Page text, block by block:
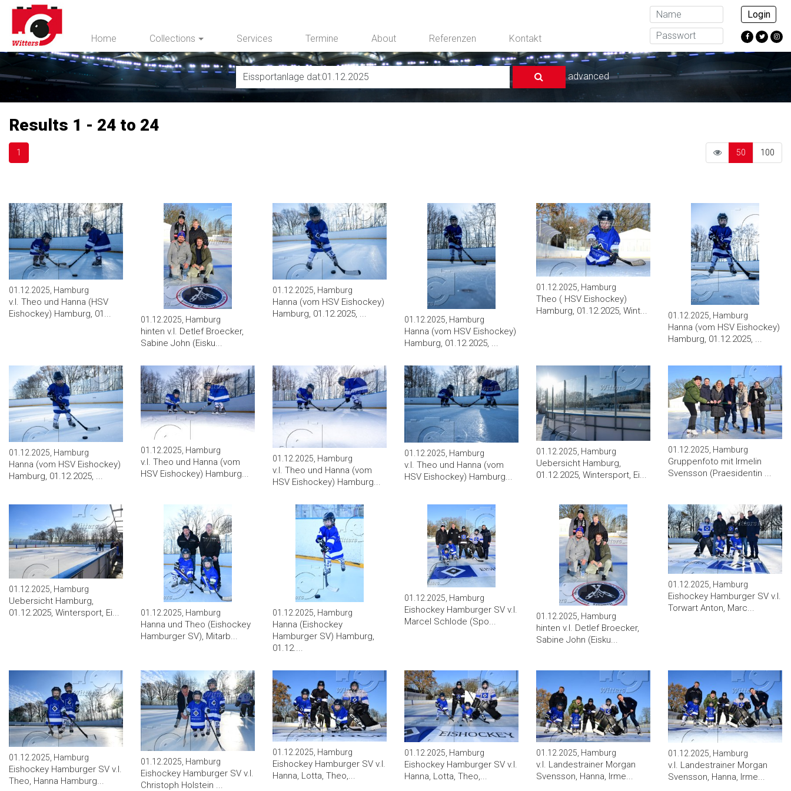
Home Collections Services Termine About Referenzen Kontakt
Login
advanced
Results 1 - 24 to 24
1 50 100
01.12.2025, Hamburg
v.l. Theo und Hanna (HSV
Eishockey) Hamburg, 01...
01.12.2025, Hamburg
hinten v.l. Detlef Broecker,
Sabine John (Eisku...
01.12.2025, Hamburg
Hanna (vom HSV Eishockey)
Hamburg, 01.12.2025, ...
01.12.2025, Hamburg
Hanna (vom HSV Eishockey)
Hamburg, 01.12.2025, ...
01.12.2025, Hamburg
Theo ( HSV Eishockey)
Hamburg, 01.12.2025, Wint...
01.12.2025, Hamburg
Hanna (vom HSV Eishockey)
Hamburg, 01.12.2025, ...
01.12.2025, Hamburg
Hanna (vom HSV Eishockey)
Hamburg, 01.12.2025, ...
01.12.2025, Hamburg
v.l. Theo und Hanna (vom
HSV Eishockey) Hamburg...
01.12.2025, Hamburg
v.l. Theo und Hanna (vom
HSV Eishockey) Hamburg...
01.12.2025, Hamburg
v.l. Theo und Hanna (vom
HSV Eishockey) Hamburg...
01.12.2025, Hamburg
Uebersicht Hamburg,
01.12.2025, Wintersport, Ei...
01.12.2025, Hamburg
Gruppenfoto mit Irmelin
Svensson (Praesidentin ...
01.12.2025, Hamburg
Uebersicht Hamburg,
01.12.2025, Wintersport, Ei...
01.12.2025, Hamburg
Hanna und Theo (Eishockey
Hamburger SV), Mitarb...
01.12.2025, Hamburg
Hanna (Eishockey
Hamburger SV) Hamburg,
01.12....
01.12.2025, Hamburg
Eishockey Hamburger SV v.l.
Marcel Schlode (Spo...
01.12.2025, Hamburg
hinten v.l. Detlef Broecker,
Sabine John (Eisku...
01.12.2025, Hamburg
Eishockey Hamburger SV v.l.
Torwart Anton, Marc...
01.12.2025, Hamburg
Eishockey Hamburger SV v.l.
Theo, Hanna Hamburg...
01.12.2025, Hamburg
Eishockey Hamburger SV v.l.
Christoph Holstein ...
01.12.2025, Hamburg
Eishockey Hamburger SV v.l.
Hanna, Lotta, Theo,...
01.12.2025, Hamburg
Eishockey Hamburger SV v.l.
Hanna, Lotta, Theo,...
01.12.2025, Hamburg
v.l. Landestrainer Morgan
Svensson, Hanna, Irme...
01.12.2025, Hamburg
v.l. Landestrainer Morgan
Svensson, Hanna, Irme...